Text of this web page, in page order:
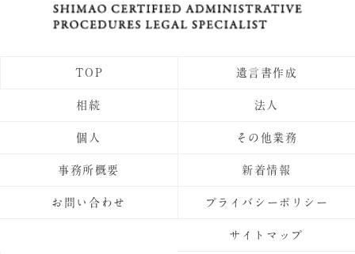
TOP 遺言書作成
相続 法人
個人 その他業務
事務所概要 新着情報
お問い合わせ プライバシーポリシー
サイトマップ